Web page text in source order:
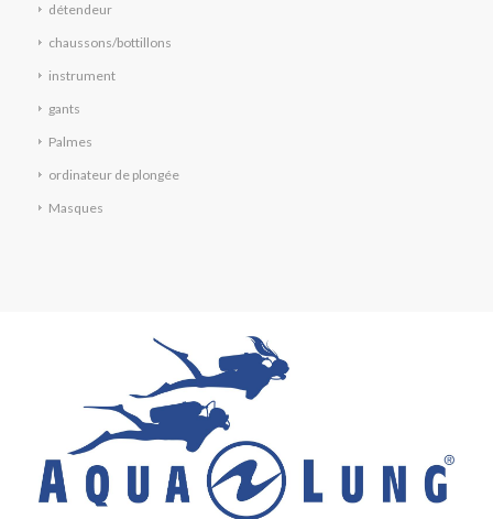
détendeur
chaussons/bottillons
instrument
gants
Palmes
ordinateur de plongée
Masques